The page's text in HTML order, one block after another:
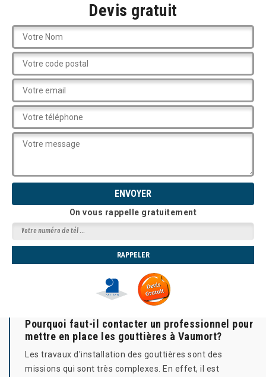
Devis gratuit
On vous rappelle gratuitement
Pourquoi faut-il contacter un professionnel pour
mettre en place les gouttières à Vaumort?
Les travaux d'installation des gouttières sont des
missions qui sont très complexes. En effet, il est